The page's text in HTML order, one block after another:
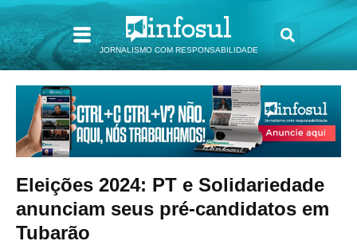
JORNALISMO COM RESPONSABILIDADE
Eleições 2024: PT e Solidariedade
anunciam seus pré-candidatos em
Tubarão